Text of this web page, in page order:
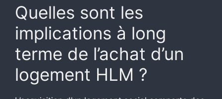
Quelles sont les
implications à long
terme de l’achat d’un
logement HLM ?